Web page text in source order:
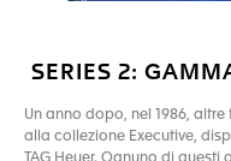
SERIES 2:
Un anno dopo, nel 1986,
alla collezione Executive,
TAG Heuer. Ognuno di